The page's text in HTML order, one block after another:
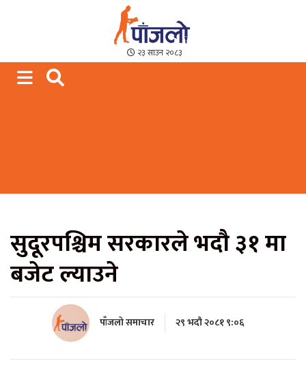
Paajalo News
We are from Far West Nepal
२३ साउन २०८३
सुदूरपश्चिम सरकारले भदौ ३१ मा
बजेट ल्याउने
पाँजलो समाचार २९ भदौ २०८१ ९:०६